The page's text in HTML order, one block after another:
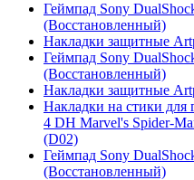
Геймпад Sony
(Восстановленный)
Накладки защитные
Геймпад Sony
(Восстановленный)
Накладки защитные
Накладки на стики для
4 DH Marvel's Spider-
(D02)
Геймпад Sony
(Восстановленный)